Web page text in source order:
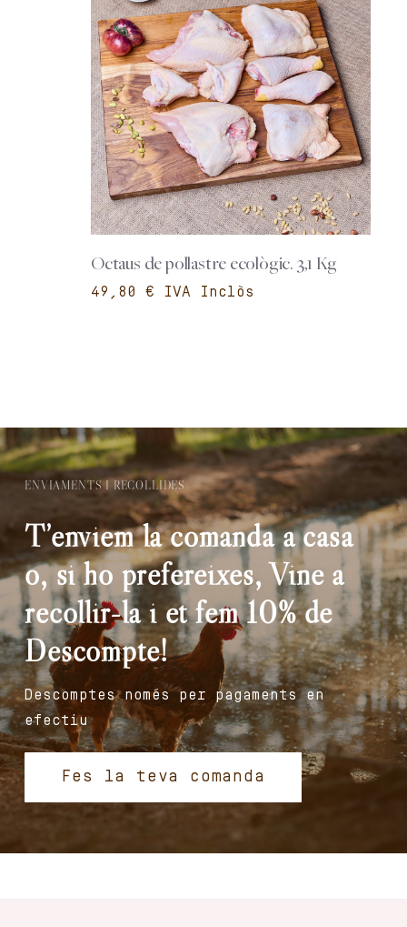
Octaus de pollastre ecològic. 3,1 Kg
€
ENVIAMENTS I RECOLLIDES
T’enviem la comanda a casa
o, si ho prefereixes, Vine a
recollir-la i et fem 10% de
Descompte!
Descomptes només per pagaments en
efectiu
Fes la teva comanda